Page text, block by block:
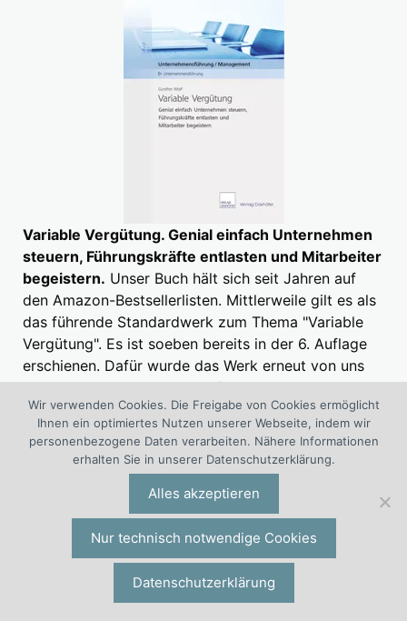
Variable Vergütung. Genial einfach Unternehmen
steuern, Führungskräfte entlasten und Mitarbeiter
begeistern. Unser Buch hält sich seit Jahren auf
den Amazon-Bestsellerlisten. Mittlerweile gilt es als
das führende Standardwerk zum Thema "Variable
Vergütung". Es ist soeben bereits in der 6. Auflage
erschienen. Dafür wurde das Werk erneut von uns
aktualisiert, ergänzt und umfassend erweitert. Als
Buch und e-Book erhältlich.» Jetzt einen Blick ins
Buch werfen!
Heute meistgelesen
Variable Vergütung
Wir verwenden Cookies. Die Freigabe von Cookies ermöglicht
Ihnen ein optimiertes Nutzen unserer Webseite, indem wir
personenbezogene Daten verarbeiten. Nähere Informationen
erhalten Sie in unserer Datenschutzerklärung.
Alles akzeptieren
Nur technisch notwendige Cookies
Datenschutzerklärung